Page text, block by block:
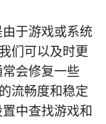
于游戏或系统
们可以及时更
会修复一些
流畅度和稳定
中查找游戏和